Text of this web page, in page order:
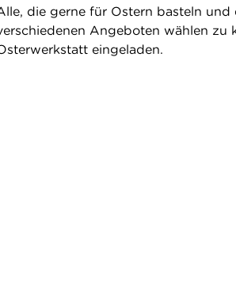
die gerne für Ostern basteln
Angeboten wählen zu
eingeladen.